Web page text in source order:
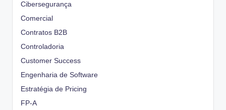
Cibersegurança
Comercial
Contratos B2B
Controladoria
Customer Success
Engenharia de Software
Estratégia de Pricing
FP-A